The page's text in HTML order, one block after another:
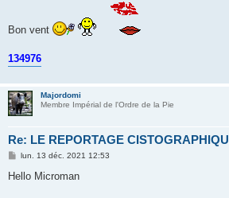
Bon vent
134976
Majordomi
Membre Impérial de l'Ordre de la Pie
Re: LE REPORTAGE
M
s
lun. 13 déc. 2021 12:53
Hello Microman